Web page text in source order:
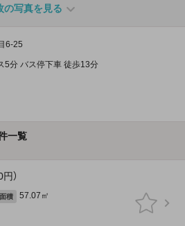
の写真を見る
6-25
5分 バス停下車 徒歩13分
一覧
）
積 57.07㎡